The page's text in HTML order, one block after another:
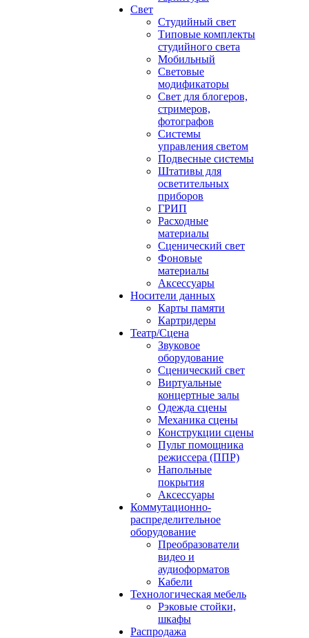
Свет
Студийный свет
Типовые комплекты
студийного света
Мобильный
Световые
модификаторы
Свет для блогеров,
стримеров,
фотографов
Системы
управления светом
Подвесные системы
Штативы для
осветительных
приборов
ГРИП
Расходные
материалы
Сценический свет
Фоновые
материалы
Аксессуары
Носители данных
Карты памяти
Картридеры
Театр/Сцена
Звуковое
оборудование
Сценический свет
Виртуальные
концертные залы
Одежда сцены
Механика сцены
Конструкции сцены
Пульт помощника
режиссера (ППР)
Напольные
покрытия
Аксессуары
Коммутационно-
распределительное
оборудование
Преобразователи
видео и
аудиоформатов
Кабели
Технологическая мебель
Рэковые стойки,
шкафы
Распродажа